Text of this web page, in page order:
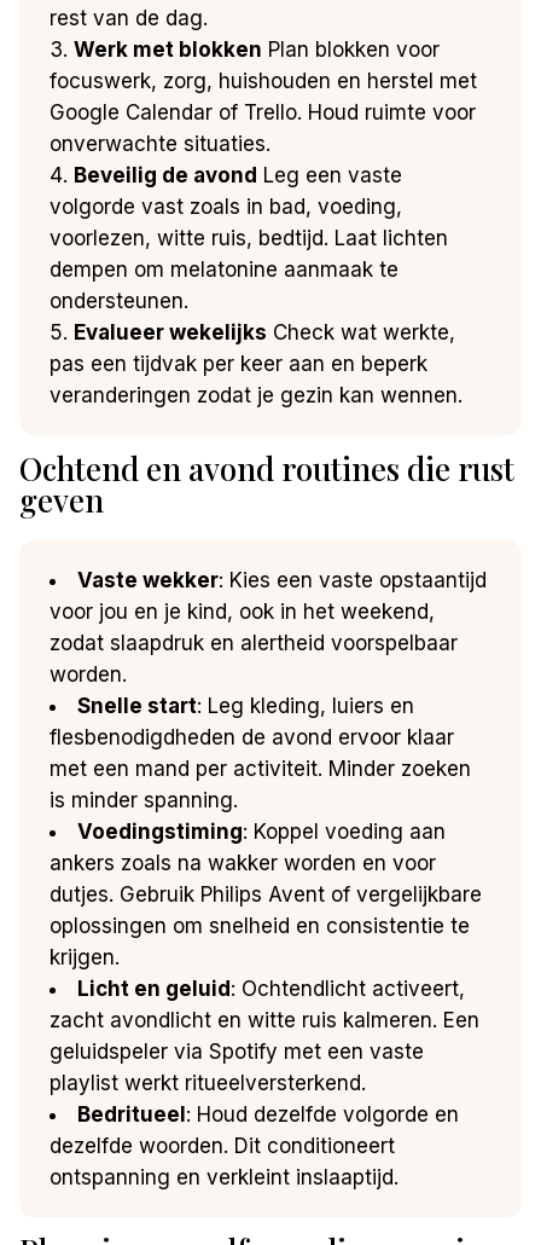
rest van de dag.
Werk met blokken Plan blokken voor
focuswerk, zorg, huishouden en herstel met
Google Calendar of Trello. Houd ruimte voor
onverwachte situaties.
Beveilig de avond Leg een vaste
volgorde vast zoals in bad, voeding,
voorlezen, witte ruis, bedtijd. Laat lichten
dempen om melatonine aanmaak te
ondersteunen.
Evalueer wekelijks Check wat werkte,
pas een tijdvak per keer aan en beperk
veranderingen zodat je gezin kan wennen.
Ochtend en avond routines die rust
geven
Vaste wekker: Kies een vaste opstaantijd
voor jou en je kind, ook in het weekend,
zodat slaapdruk en alertheid voorspelbaar
worden.
Snelle start: Leg kleding, luiers en
flesbenodigdheden de avond ervoor klaar
met een mand per activiteit. Minder zoeken
is minder spanning.
Voedingstiming: Koppel voeding aan
ankers zoals na wakker worden en voor
dutjes. Gebruik Philips Avent of vergelijkbare
oplossingen om snelheid en consistentie te
krijgen.
Licht en geluid: Ochtendlicht activeert,
zacht avondlicht en witte ruis kalmeren. Een
geluidspeler via Spotify met een vaste
playlist werkt ritueelversterkend.
Bedritueel: Houd dezelfde volgorde en
dezelfde woorden. Dit conditioneert
ontspanning en verkleint inslaaptijd.